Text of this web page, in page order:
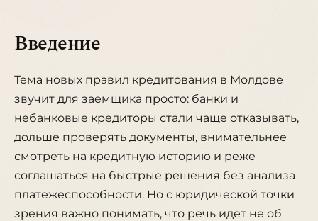
Введение
Тема новых правил кредитования в Молдове
звучит для заемщика просто: банки и
небанковые кредиторы стали чаще отказывать,
дольше проверять документы, внимательнее
смотреть на кредитную историю и реже
соглашаться на быстрые решения без анализа
платежеспособности. Но с юридической точки
зрения важно понимать, что речь идет не об